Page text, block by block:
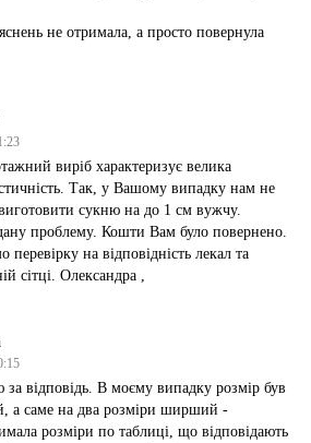
не отримала, а просто повернула
виріб характеризує велика
Так, у Вашому випадку нам не
сукню на до 1 см вужчу.
проблему. Кошти Вам було повернено.
на відповідність лекал та
сітці. Олександра ,
відповідь. В моєму випадку розмір був
а саме на два розміри ширший -
розміри по таблиці, що відповідають